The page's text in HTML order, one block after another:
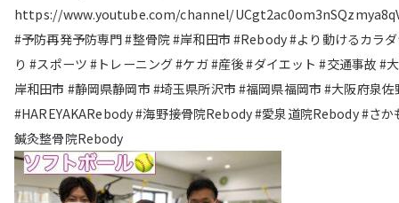
https://www.youtube.com/channel/
#予防再発予防専門 #整骨院 #岸和田市 #Rebody #より動けるカラ
り #スポーツ #トレーニング #ケガ #産後 #ダイエット #交通事故 #
岸和田市 #静岡県静岡市 #埼玉県所沢市 #福岡県福岡市 #大阪府泉佐
#HAREYAKARebody #海野接骨院Rebody #愛泉道院Rebody #さか
鍼灸整骨院Rebody